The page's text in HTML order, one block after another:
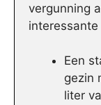
vergunning
interessante
Een
gezin
liter